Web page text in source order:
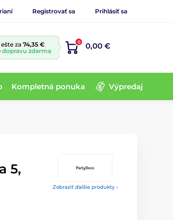
Registrovať sa Prihlásiť sa
za 74,35 €
dopravu zdarma
0 0,00 €
Kompletná ponuka Výpredaj
Zobraziť ďalšie produkty ›
5,